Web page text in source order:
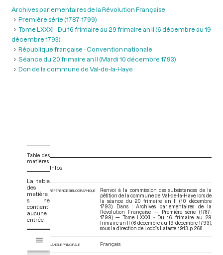
Archives parlementaires de la Révolution Française
Première série (1787-1799)
Tome LXXXI - Du 16 frimaire au 29 frimaire an II (6 décembre au 19
décembre 1793)
République française - Convention nationale
Séance du 20 frimaire an II (Mardi 10 décembre 1793)
Don de la commune de Val-de-la-Haye
Table des
matières
La table
des
matière
s ne
contient
aucune
entrée.
s
Infos
RÉFÉRENCE BIBLIOGRAPHIQUE
Renvoi à la commission des subsistances de la
pétition de la commune de Val-de-la-Haye, lors de
la séance du 20 frimaire an II (10 décembre
1793). Dans : Archives parlementaires de la
Révolution Française — Première série (1787-
1799) — Tome LXXXI - Du 16 frimaire au 29
frimaire an II (6 décembre au 19 décembre 1793),
sous la direction de Lodoïs Lataste. 1913. p. 268.
LANGUE PRINCIPALE Français